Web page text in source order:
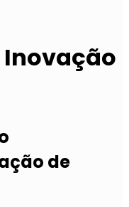
Inovação
de